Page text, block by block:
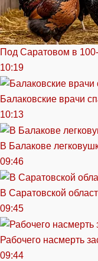
Под Саратовом в
10:19
Балаковские врачи
10:13
В Балакове
09:46
В Саратовской
09:45
Рабочего насмерть
09:44